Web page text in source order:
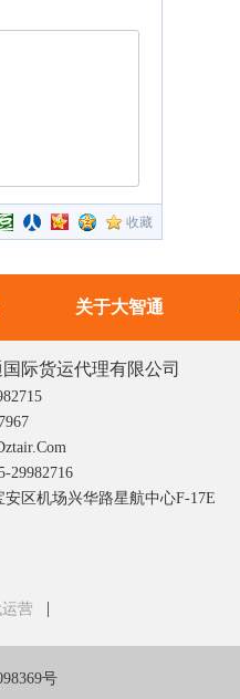
收藏
关于大智通
际货运代理有限公司
29982716
区机场兴华路星航中心F-17E
营 |
号